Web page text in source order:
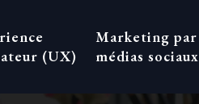
(UX)
Marketing par
médias sociaux